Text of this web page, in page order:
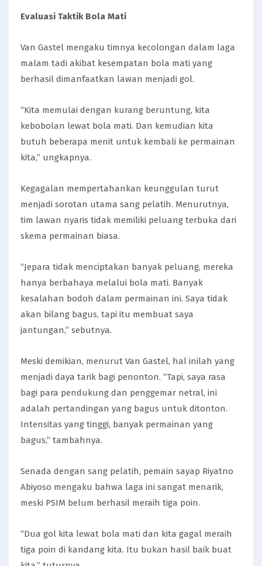
Evaluasi Taktik Bola Mati
Van Gastel mengaku timnya kecolongan dalam laga
malam tadi akibat kesempatan bola mati yang
berhasil dimanfaatkan lawan menjadi gol.
“Kita memulai dengan kurang beruntung, kita
kebobolan lewat bola mati. Dan kemudian kita
butuh beberapa menit untuk kembali ke permainan
kita,” ungkapnya.
Kegagalan mempertahankan keunggulan turut
menjadi sorotan utama sang pelatih. Menurutnya,
tim lawan nyaris tidak memiliki peluang terbuka dari
skema permainan biasa.
“Jepara tidak menciptakan banyak peluang, mereka
hanya berbahaya melalui bola mati. Banyak
kesalahan bodoh dalam permainan ini. Saya tidak
akan bilang bagus, tapi itu membuat saya
jantungan,” sebutnya.
Meski demikian, menurut Van Gastel, hal inilah yang
menjadi daya tarik bagi penonton. “Tapi, saya rasa
bagi para pendukung dan penggemar netral, ini
adalah pertandingan yang bagus untuk ditonton.
Intensitas yang tinggi, banyak permainan yang
bagus,” tambahnya.
Senada dengan sang pelatih, pemain sayap Riyatno
Abiyoso mengaku bahwa laga ini sangat menarik,
meski PSIM belum berhasil meraih tiga poin.
“Dua gol kita lewat bola mati dan kita gagal meraih
tiga poin di kandang kita. Itu bukan hasil baik buat